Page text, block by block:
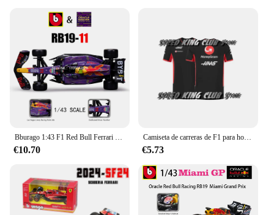
Bburago 1:43 F1 Red Bull Ferrari Mercedes Benz Aston Martin McLaren Alfa Romeo coche de lujo de aleación modelo de coche fundido a presión serie de juguetes
€10.70
Camiseta de carreras de F1 para hombre y mujer, camisa de manga corta transpirable, camisetas de ciclismo, Tops de secado rápido, verano, 2024
€5.73